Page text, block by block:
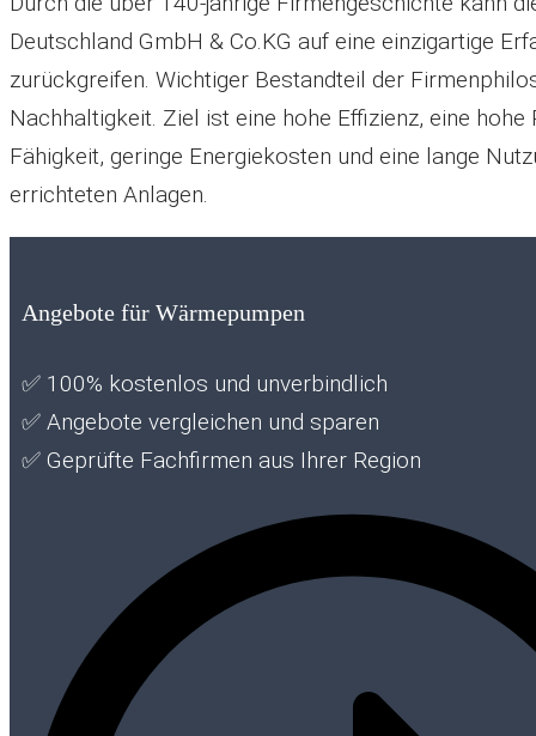
Deutschland GmbH & Co.KG auf eine einzigartige
zurückgreifen. Wichtiger Bestandteil der
Nachhaltigkeit. Ziel ist eine hohe Effizienz, eine hohe
Fähigkeit, geringe Energiekosten und eine lange
errichteten Anlagen.
Angebote für Wärmepumpen
✅ 100% kostenlos und unverbindlich
✅ Angebote vergleichen und sparen
✅ Geprüfte Fachfirmen aus Ihrer Region